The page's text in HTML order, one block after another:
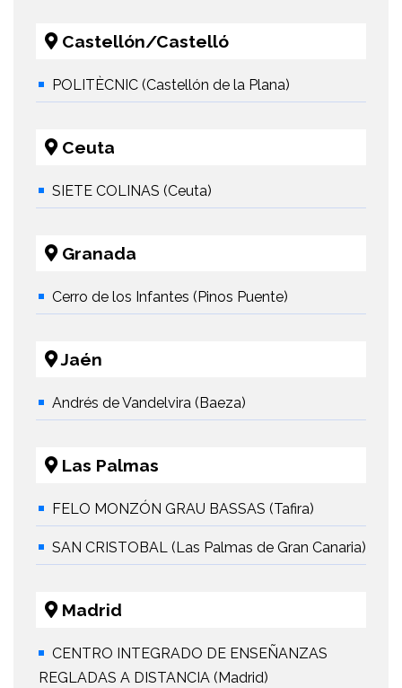
Castellón/Castelló
POLITÈCNIC (Castellón de la Plana)
Ceuta
SIETE COLINAS (Ceuta)
Granada
Cerro de los Infantes (Pinos Puente)
Jaén
Andrés de Vandelvira (Baeza)
Las Palmas
FELO MONZÓN GRAU BASSAS (Tafira)
SAN CRISTOBAL (Las Palmas de Gran Canaria)
Madrid
CENTRO INTEGRADO DE ENSEÑANZAS
REGLADAS A DISTANCIA (Madrid)